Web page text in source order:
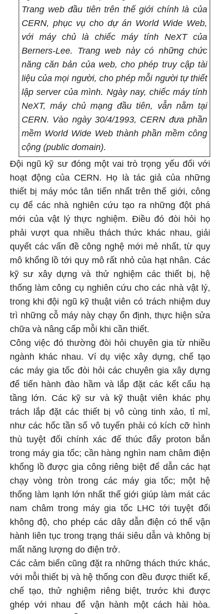
Trang web đầu tiên trên thế giới chính là của
CERN, phục vụ cho dự án World Wide Web,
với máy chủ là chiếc máy tính NeXT của
Berners-Lee. Trang web này có những chức
năng căn bản của web, cho phép truy cập tài
liệu của mọi người, cho phép mỗi người tự thiết
lập server của mình. Ngày nay, chiếc máy tính
NeXT, máy chủ mạng đầu tiên, vẫn nằm tại
CERN. Vào ngày 30/4/1993, CERN đưa phần
mềm World Wide Web thành phần mềm công
cộng (public domain).
Đội ngũ kỹ sư đóng một vai trò trọng yếu đối với
hoạt động của CERN. Họ là tác giả của những
thiết bị máy móc tân tiến nhất trên thế giới, công
cụ để các nhà nghiên cứu tạo ra những đột phá
mới của vật lý thực nghiệm. Điều đó đòi hỏi họ
phải vượt qua nhiều thách thức khác nhau, giải
quyết các vấn đề công nghệ mới mẻ nhất, từ quy
mô khổng lồ tới quy mô rất nhỏ của hạt nhân. Các
kỹ sư xây dựng và thử nghiệm các thiết bị, hệ
thống làm công cụ nghiên cứu cho các nhà vật lý,
trong khi đội ngũ kỹ thuật viên có trách nhiệm duy
trì những cỗ máy này chạy ổn định, thực hiện sửa
chữa và nâng cấp mỗi khi cần thiết.
Công việc đó thường đòi hỏi chuyên gia từ nhiều
ngành khác nhau. Ví dụ việc xây dựng, chế tạo
các máy gia tốc đòi hỏi các chuyên gia xây dựng
để tiến hành đào hầm và lắp đặt các kết cấu hạ
tầng lớn. Các kỹ sư và kỹ thuật viên khác phụ
trách lắp đặt các thiết bị vô cùng tinh xảo, tỉ mỉ,
như các hốc tần số vô tuyến phải có kích cỡ hình
thù tuyệt đối chính xác để thúc đẩy proton bắn
trong máy gia tốc; cần hàng nghìn nam châm điện
khổng lồ được gia công riêng biệt để dẫn các hạt
chạy vòng tròn trong các máy gia tốc; một hệ
thống làm lạnh lớn nhất thế giới giúp làm mát các
nam châm trong máy gia tốc LHC tới tuyệt đối
không độ, cho phép các dây dẫn điện có thể vận
hành liên tục trong trạng thái siêu dẫn và không bị
mất năng lượng do điện trở.
Các cảm biến cũng đặt ra những thách thức khác,
với mỗi thiết bị và hệ thống con đều được thiết kế,
chế tạo, thử nghiệm riêng biệt, trước khi được
ghép với nhau để vận hành một cách hài hòa.